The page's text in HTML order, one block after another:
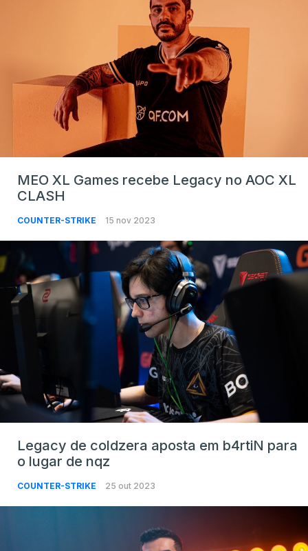
MEO XL Games recebe Legacy no AOC XL
CLASH
COUNTER-STRIKE 15 nov 2023
Legacy de coldzera aposta em b4rtiN para
o lugar de nqz
COUNTER-STRIKE 25 out 2023